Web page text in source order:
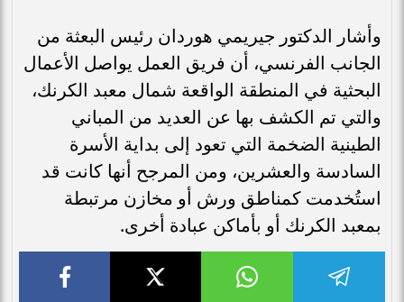
وأشار الدكتور جيريمي هوردان رئيس البعثة من
الجانب الفرنسي، أن فريق العمل يواصل الأعمال
البحثية في المنطقة الواقعة شمال معبد الكرنك،
والتي تم الكشف بها عن العديد من المباني
الطينية الضخمة التي تعود إلى بداية الأسرة
السادسة والعشرين، ومن المرجح أنها كانت قد
استُخدمت كمناطق ورش أو مخازن مرتبطة
بمعبد الكرنك أو بأماكن عبادة أخرى.